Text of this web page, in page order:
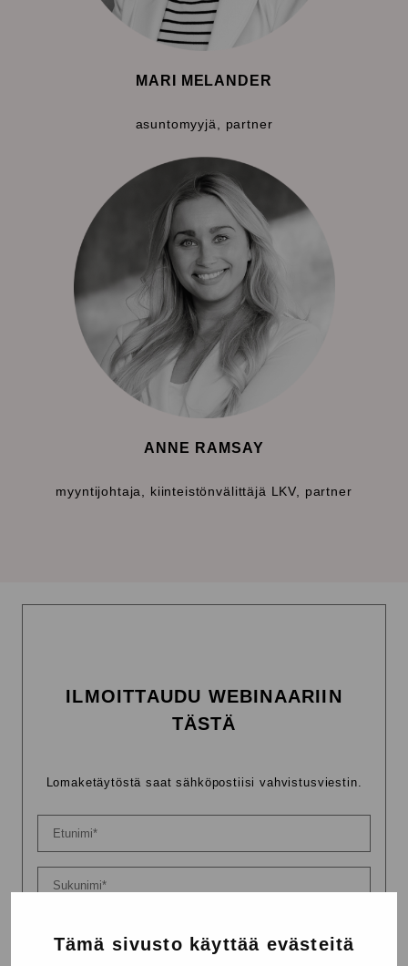
Tämä sivusto käyttää evästeitä
MARI MELANDER
asuntomyyjä, partner
ANNE RAMSAY
myyntijohtaja, kiinteistönvälittäjä LKV, partner
ILMOITTAUDU WEBINAARIIN
TÄSTÄ
Lomaketäytöstä saat sähköpostiisi vahvistusviestin.